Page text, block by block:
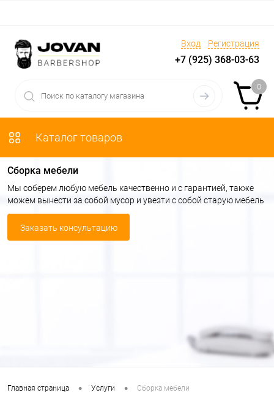
Вход Регистрация
+7 (925) 368-03-63
0
Каталог товаров
Сборка мебели
Мы соберем любую мебель качественно и с гарантией, также
можем вынести за собой мусор и увезти с собой старую мебель
Заказать консультацию
Главная страница • Услуги • Сборка мебели